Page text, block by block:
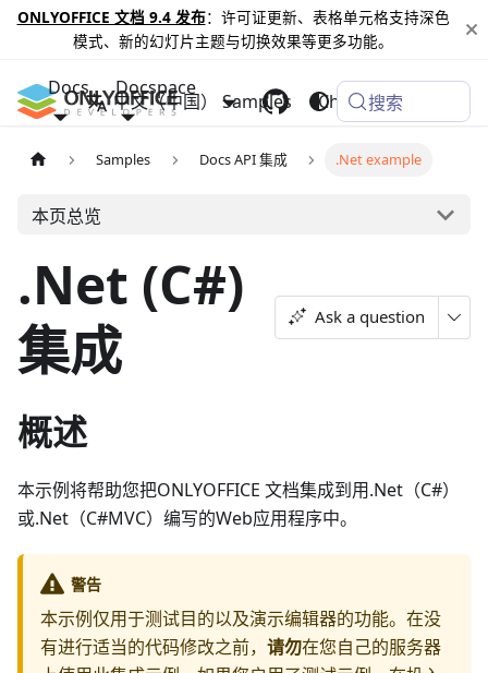
ONLYOFFICE 文档 9.4 发布：许可证更新、表格单元格支持深色
模式、新的幻灯片主题与切换效果等更多功能。
Docs Docspace
Samples Changelog
中文（中国） 搜索
Samples Docs API 集成 .Net example
本页总览
.Net (C#)
集成
Ask a question
概述
本示例将帮助您把ONLYOFFICE 文档集成到用.Net（C#）
或.Net（C#MVC）编写的Web应用程序中。
警告
本示例仅用于测试目的以及演示编辑器的功能。在没
有进行适当的代码修改之前， 请勿在您自己的服务器